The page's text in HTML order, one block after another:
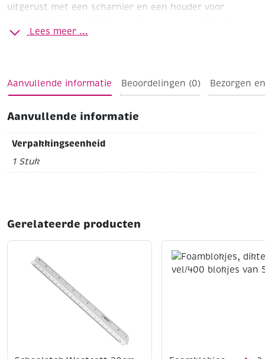
uitgerust met een scharnier en een houder voor
draaibare naaldinzet, die een perfecte hantering
van 1 navulling in een transparant doosje.
Lees meer ...
Aanvullende informatie Beoordelingen (0) Bezorgen
Aanvullende informatie
Verpakkingseenheid
1 Stuk
Gerelateerde producten